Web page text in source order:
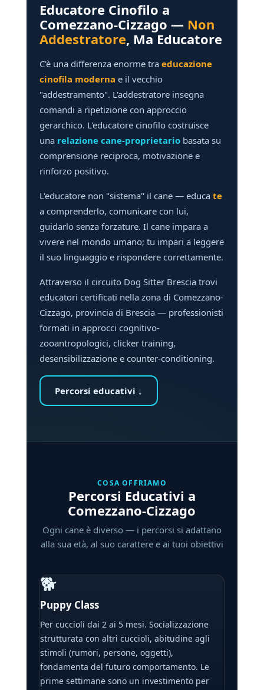
Educatore Cinofilo a
Comezzano-Cizzago — Non
Addestratore, Ma Educatore
C'è una differenza enorme traeducazione
cinofila moderna e il vecchio
"addestramento". L'addestratore insegna
comandi a ripetizione con approccio
gerarchico. L'educatore cinofilo costruisce
una relazione cane-proprietario basata su
comprensione reciproca, motivazione e
rinforzo positivo.
L'educatore non "sistema" il cane — educate
a comprenderlo, comunicare con lui,
guidarlo senza forzature. Il cane impara a
vivere nel mondo umano; tu impari a leggere
il suo linguaggio e rispondere correttamente.
Attraverso il circuito Dog Sitter Brescia trovi
educatori certificati nella zona di Comezzano-
Cizzago, provincia di Brescia — professionisti
formati in approcci cognitivo-
zooantropologici, clicker training,
desensibilizzazione e counter-conditioning.
Percorsi educativi ↓
COSA OFFRIAMO
Percorsi Educativi a
Comezzano-Cizzago
Ogni cane è diverso — i percorsi si adattano
alla sua età, al suo carattere e ai tuoi obiettivi
🐕
Puppy Class
Per cuccioli dai 2 ai 5 mesi. Socializzazione
strutturata con altri cuccioli, abitudine agli
stimoli (rumori, persone, oggetti),
fondamenta del futuro comportamento. Le
prime settimane sono un investimento per